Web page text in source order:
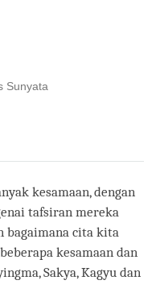
Sunyata
kesamaan, dengan
tafsiran mereka
bagaimana cita kita
kesamaan dan
Sakya, Kagyu dan